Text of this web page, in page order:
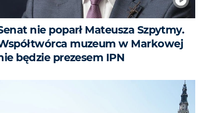
nie poparł Mateusza Szpytmy.
muzeum w Markowej
będzie prezesem IPN